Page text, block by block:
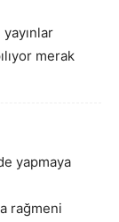
merak
yapmaya
rağmeni